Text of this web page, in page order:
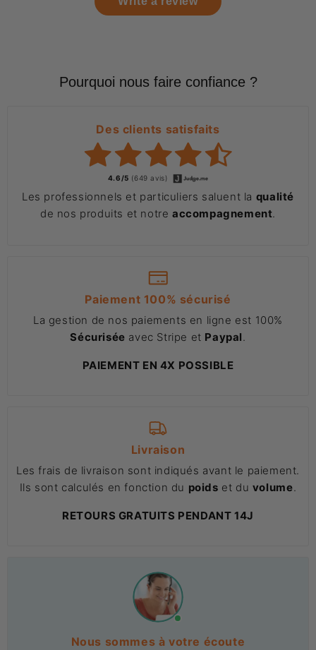
Pourquoi nous faire confiance ?
Des clients satisfaits
4.6/5 (649 avis)
Les professionnels et particuliers saluent la qualité
de nos produits et notre accompagnement.
Paiement 100% sécurisé
La gestion de nos paiements en ligne est 100%
Sécurisée avec Stripe et Paypal.
PAIEMENT EN 4X POSSIBLE
Livraison
Les frais de livraison sont indiqués avant le paiement.
Ils sont calculés en fonction du poids et du volume.
RETOURS GRATUITS PENDANT 14J
Nous sommes à votre écoute